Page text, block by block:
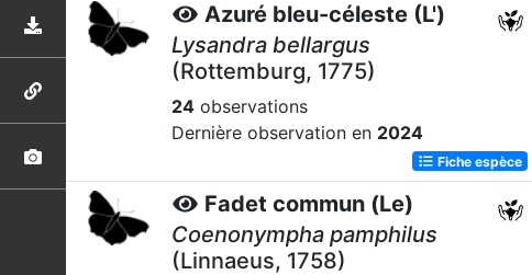
Azuré bleu-céleste (L')
Lysandra bellargus
(Rottemburg, 1775)
24 observations
Dernière observation en 2024
Fiche espèce
Fadet commun (Le)
Coenonympha pamphilus
(Linnaeus, 1758)